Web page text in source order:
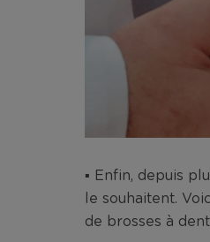
▪ Enfin, depuis
le souhaitent.
de brosses à